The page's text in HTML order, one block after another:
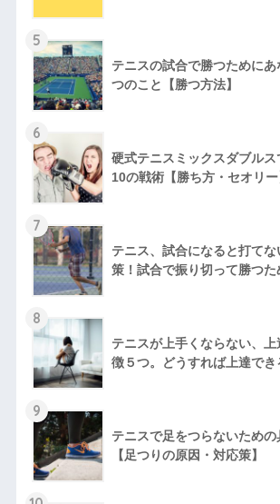
5
テニスの試合で勝つためにあ
つのこと【勝つ方法】
6
硬式テニスミックスダブルス
10の戦術【勝ち方・セオリー
7
テニス、試合になると打て
策！試合で振り切って勝つた
8
テニスが上手くならない、
徴５つ。どうすれば上達でき
9
テニスで足をつらないため
【足つりの原因・対応策】